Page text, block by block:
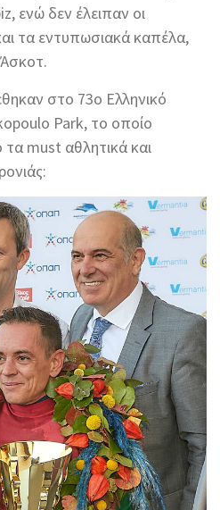
ενώ δεν έλειπαν οι
τα εντυπωσιακά καπέλα,
στο 73ο Ελληνικό
Park, το οποίο
must αθλητικά και